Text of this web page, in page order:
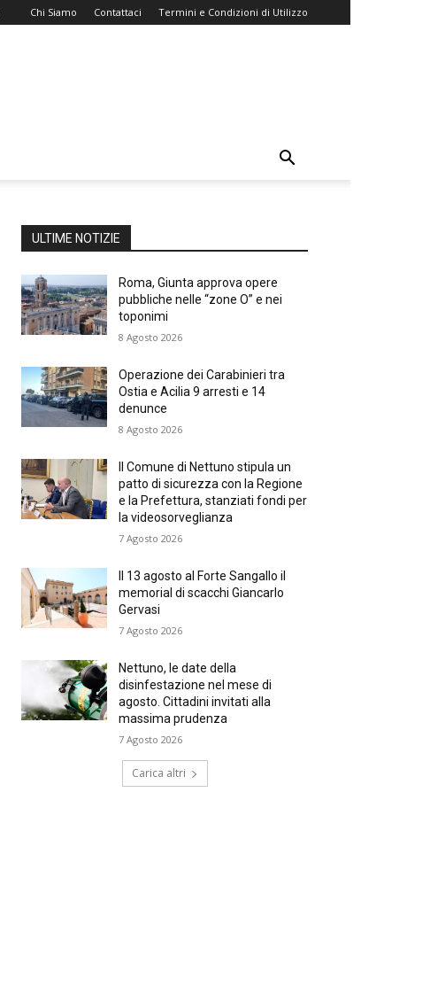
Chi Siamo Contattaci Termini e Condizioni di Utilizzo
ULTIME NOTIZIE
Roma, Giunta approva opere
pubbliche nelle “zone O” e nei
toponimi
8 Agosto 2026
Operazione dei Carabinieri tra
Ostia e Acilia 9 arresti e 14
denunce
8 Agosto 2026
Il Comune di Nettuno stipula un
patto di sicurezza con la Regione
e la Prefettura, stanziati fondi per
la videosorveglianza
7 Agosto 2026
Il 13 agosto al Forte Sangallo il
memorial di scacchi Giancarlo
Gervasi
7 Agosto 2026
Nettuno, le date della
disinfestazione nel mese di
agosto. Cittadini invitati alla
massima prudenza
7 Agosto 2026
Carica altri